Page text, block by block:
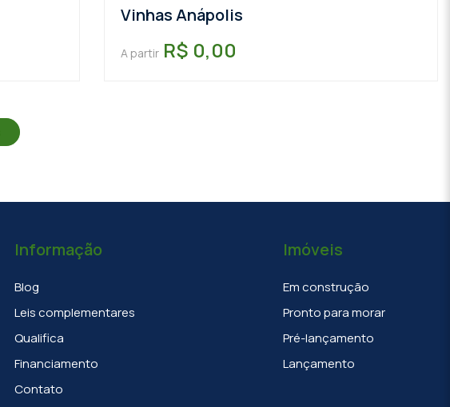
Vinhas Anápolis
A partir R$ 0,00
Informação
Blog
Leis complementares
Qualifica
Financiamento
Contato
Imóveis
Em construção
Pronto para morar
Pré-lançamento
Lançamento